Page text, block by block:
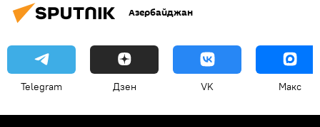
Азербайджан
Telegram Дзен VK Макс